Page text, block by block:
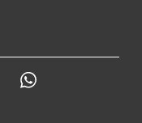
Telegram